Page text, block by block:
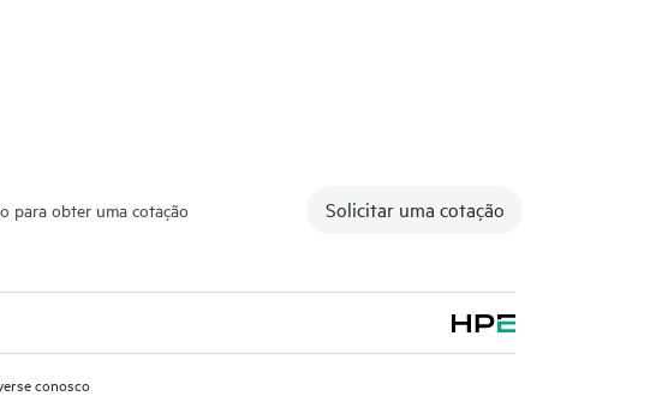
para obter uma cotação
Solicitar uma cotação
conosco